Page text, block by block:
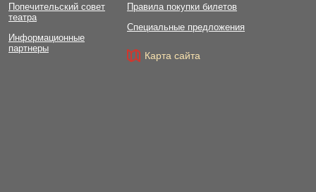
Попечительский совет
театра
Информационные
партнеры
Правила покупки билетов
Специальные предложения
Карта сайта